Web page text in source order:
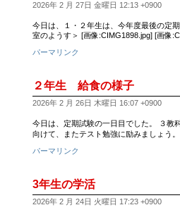
2026年 2 月 27日 金曜日 12:13 +0900
今日は、１・２年生は、今年度最後の定
室のようす＞ [画像:CIMG1898.jpg] [画像
パーマリンク
２年生 給食の様子
2026年 2 月 26日 木曜日 16:07 +0900
今日は、定期試験の一日目でした。 ３教
向けて、またテスト勉強に励みましょう
パーマリンク
3年生の学活
2026年 2 月 24日 火曜日 17:23 +0900